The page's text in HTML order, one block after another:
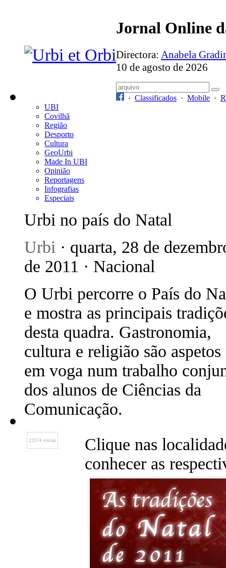
Jornal Online
Directora: Anabela
10 de agosto de 2026
· Classificados · Mobile ·
UBI
Covilhã
Região
Desporto
Cultura
GeoUrbi
Made In UBI
Opinião
Reportagens
Infografias
Especiais
Urbi no país do Natal
Urbi · quarta, 28 de
de 2011 · Nacional
O Urbi percorre o País do
e mostra as principais
desta quadra. Gastronomia,
cultura e religião são aspetos
em voga num trabalho
dos alunos de Ciências da
Comunicação.
22174 visitas
Clique nas
conhecer as